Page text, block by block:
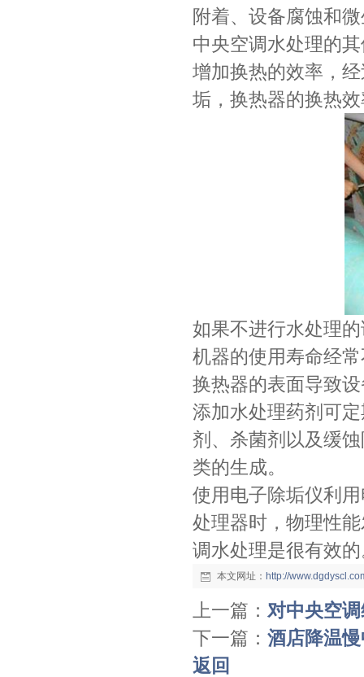
附着、设备腐蚀和
中央空调水处理的
增加换热的效率，
垢，换热器的换热
如果不进行水处理
机器的使用寿命经
换热器的表面导致
添加水处理药剂可
剂、杀菌剂以及缓
类的生成。
使用电子除垢仪利
处理器时，物理性
调水处理是很有效
本文网址： http://
上一篇： 对中央空
下一篇： 酒店降温
返回